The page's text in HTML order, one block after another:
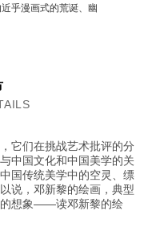
乎漫画式的荒诞、幽
它们在挑战艺术批评的分
中国文化和中国美学的关
国传统美学中的空灵、缥
说，邓新黎的绘画，典型
想象——读邓新黎的绘